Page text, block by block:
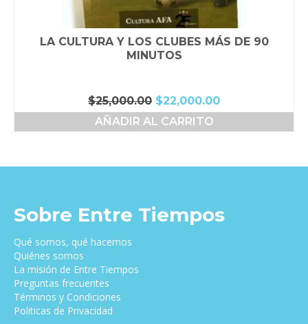
LA CULTURA Y LOS CLUBES MÁS DE 90
MINUTOS
$25,000.00 El
precio
original
$22,000.00El
precio
AÑADIR AL CARRITO
Sobre Entre Tiempos
Qué somos, qué hacemos
Quiénes somos
La misión de Entre Tiempos
Preguntas frecuentes
Términos y Condiciones
Politicas de Privacidad